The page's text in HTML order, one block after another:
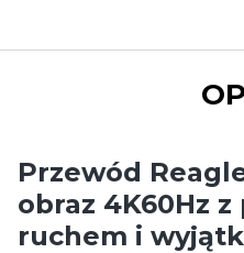
Przewód
obraz 4K60Hz z
ruchem i